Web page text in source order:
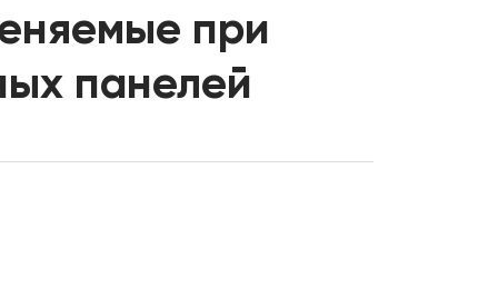
при
панелей